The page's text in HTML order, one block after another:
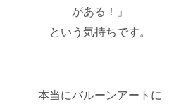
がある！」
という気持ちです。
本当にバルーンアートに